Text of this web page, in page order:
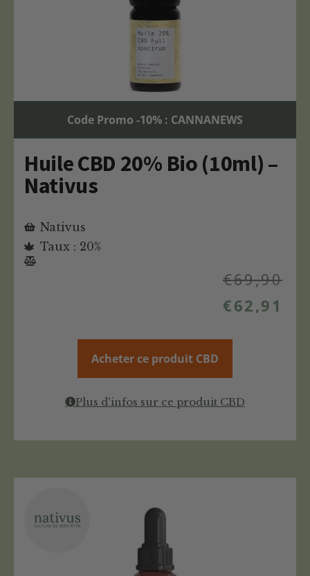
Code Promo -10% : CANNANEWS
Huile CBD 20% Bio (10ml) –
Nativus
Nativus
Taux : 20%
€69,90
€62,91
Acheter ce produit CBD
Plus d'infos sur ce produit CBD